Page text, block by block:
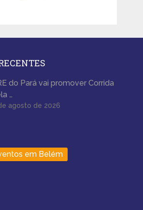
do Pará vai promover Corrida
…
agosto de 2026
em Belém